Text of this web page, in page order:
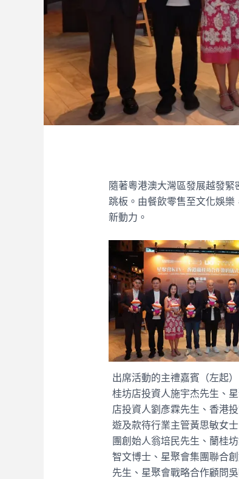
隨著粵港澳大灣區發展越發
跳板。由餐飲零售至文化娛
新動力。
出席活動的主禮嘉賓（左起
桂坊店投資人施宇杰先生、
店投資人劉彥霖先生、香港
遊及款待行業主管黃思敏女
團創始人翁培民先生、蘭桂
智文博士、星聚會集團聯合
先生、星聚會戰略合作顧問吳